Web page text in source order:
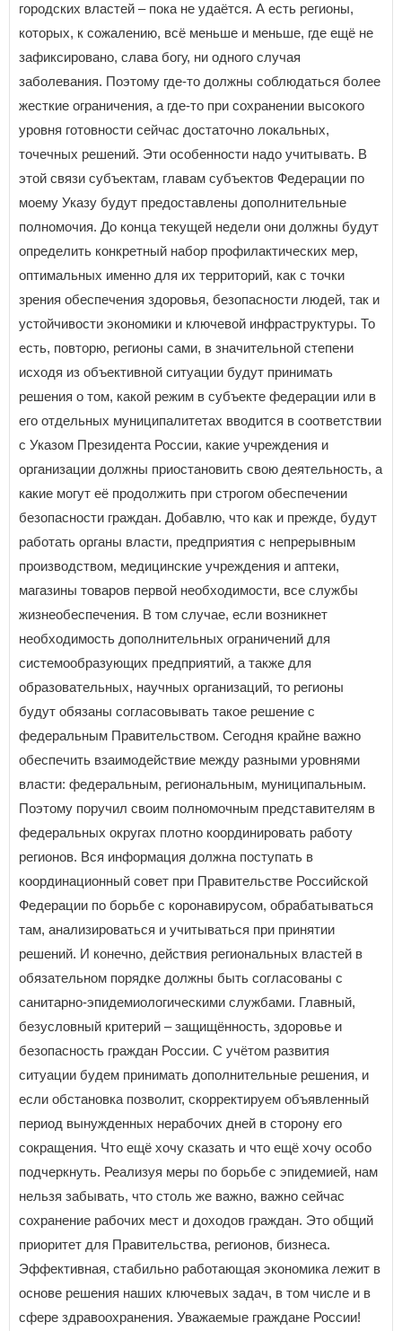
городских властей – пока не удаётся. А есть регионы,
которых, к сожалению, всё меньше и меньше, где ещё не
зафиксировано, слава богу, ни одного случая
заболевания. Поэтому где-то должны соблюдаться более
жесткие ограничения, а где-то при сохранении высокого
уровня готовности сейчас достаточно локальных,
точечных решений. Эти особенности надо учитывать. В
этой связи субъектам, главам субъектов Федерации по
моему Указу будут предоставлены дополнительные
полномочия. До конца текущей недели они должны будут
определить конкретный набор профилактических мер,
оптимальных именно для их территорий, как с точки
зрения обеспечения здоровья, безопасности людей, так и
устойчивости экономики и ключевой инфраструктуры. То
есть, повторю, регионы сами, в значительной степени
исходя из объективной ситуации будут принимать
решения о том, какой режим в субъекте федерации или в
его отдельных муниципалитетах вводится в соответствии
с Указом Президента России, какие учреждения и
организации должны приостановить свою деятельность, а
какие могут её продолжить при строгом обеспечении
безопасности граждан. Добавлю, что как и прежде, будут
работать органы власти, предприятия с непрерывным
производством, медицинские учреждения и аптеки,
магазины товаров первой необходимости, все службы
жизнеобеспечения. В том случае, если возникнет
необходимость дополнительных ограничений для
системообразующих предприятий, а также для
образовательных, научных организаций, то регионы
будут обязаны согласовывать такое решение с
федеральным Правительством. Сегодня крайне важно
обеспечить взаимодействие между разными уровнями
власти: федеральным, региональным, муниципальным.
Поэтому поручил своим полномочным представителям в
федеральных округах плотно координировать работу
регионов. Вся информация должна поступать в
координационный совет при Правительстве Российской
Федерации по борьбе с коронавирусом, обрабатываться
там, анализироваться и учитываться при принятии
решений. И конечно, действия региональных властей в
обязательном порядке должны быть согласованы с
санитарно-эпидемиологическими службами. Главный,
безусловный критерий – защищённость, здоровье и
безопасность граждан России. С учётом развития
ситуации будем принимать дополнительные решения, и
если обстановка позволит, скорректируем объявленный
период вынужденных нерабочих дней в сторону его
сокращения. Что ещё хочу сказать и что ещё хочу особо
подчеркнуть. Реализуя меры по борьбе с эпидемией, нам
нельзя забывать, что столь же важно, важно сейчас
сохранение рабочих мест и доходов граждан. Это общий
приоритет для Правительства, регионов, бизнеса.
Эффективная, стабильно работающая экономика лежит в
основе решения наших ключевых задач, в том числе и в
сфере здравоохранения. Уважаемые граждане России!